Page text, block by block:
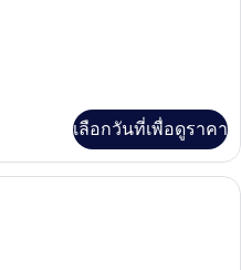
เลือกวันที่เพื่อดูราคา
เครื่องนอนระดับพรีเมียม, มินิบาร์, ตู้นิ